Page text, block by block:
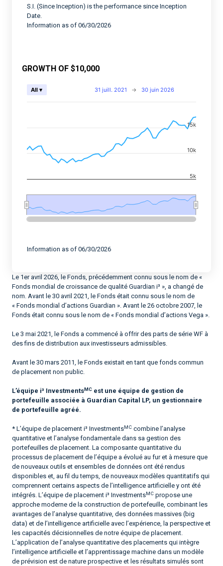
S.I. (Since Inception) is the performance since Inception
Date.
Information as of 06/30/2026
GROWTH OF $10,000
Chart
The chart has 2 X axes displaying Time, and
The chart has 2 Y axes displaying values, and
31 juill. 2021 → 30 juin 2026
All ▾
5k
10k
15k
Information as of 06/30/2026
Le 1er avril 2026, le Fonds, précédemment connu sous le nom de «
Fonds mondial de croissance de qualité Guardian i³ », a changé de
nom. Avant le 30 avril 2021, le Fonds était connu sous le nom de
« Fonds mondial d’actions Guardian ». Avant le 26 octobre 2007, le
Fonds était connu sous le nom de « Fonds mondial d’actions Vega ».
Le 3 mai 2021, le Fonds a commencé à offrir des parts de série WF à
des fins de distribution aux investisseurs admissibles.
Avant le 30 mars 2011, le Fonds existait en tant que fonds commun
de placement non public.
L’équipe i³ InvestmentsMC est une équipe de gestion de
portefeuille associée à Guardian Capital LP, un gestionnaire
de portefeuille agréé.
* L’équipe de placement i³ InvestmentsMC combine l’analyse
quantitative et l’analyse fondamentale dans sa gestion des
portefeuilles de placement. La composante quantitative du
processus de placement de l’équipe a évolué au fur et à mesure que
de nouveaux outils et ensembles de données ont été rendus
disponibles et, au fil du temps, de nouveaux modèles quantitatifs qui
comprennent certains aspects de l’intelligence artificielle y ont été
intégrés. L’équipe de placement i³ InvestmentsMC propose une
approche moderne de la construction de portefeuille, combinant les
avantages de l’analyse quantitative, des données massives (big
data) et de l’intelligence artificielle avec l’expérience, la perspective et
les capacités décisionnelles de notre équipe de placement.
L’application de l’analyse quantitative des placements qui intègre
l’intelligence artificielle et l’apprentissage machine dans un modèle
de prévision est de nature prospective et les résultats simulés sont